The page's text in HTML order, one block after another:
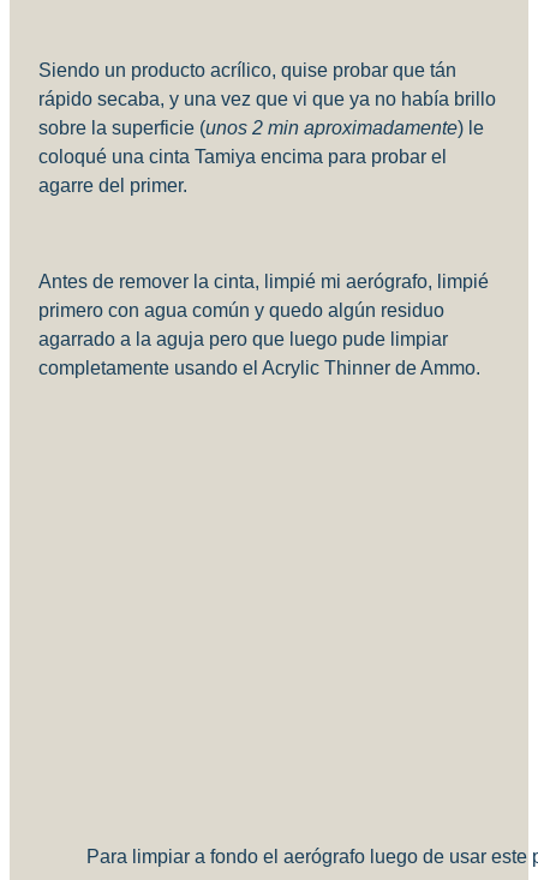
Siendo un producto acrílico, quise probar que tán
rápido secaba, y una vez que vi que ya no había brillo
sobre la superficie (unos 2 min aproximadamente) le
coloqué una cinta Tamiya encima para probar el
agarre del primer.
Antes de remover la cinta, limpié mi aerógrafo, limpié
primero con agua común y quedo algún residuo
agarrado a la aguja pero que luego pude limpiar
completamente usando el Acrylic Thinner de Ammo.
Para limpiar a fondo el aerógrafo luego de usar